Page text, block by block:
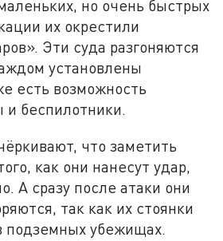
но очень быстрых
их окрестили
Эти суда разгоняются
установлены
есть возможность
и беспилотники.
что заметить
как они нанесут удар,
А сразу после атаки они
так как их стоянки
подземных убежищах.